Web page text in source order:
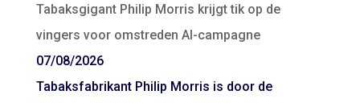
Tabaksgigant Philip Morris krijgt tik op de
vingers voor omstreden AI-campagne
07/08/2026
Tabaksfabrikant Philip Morris is door de